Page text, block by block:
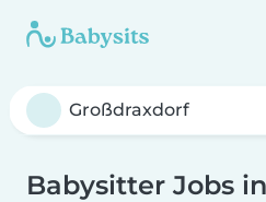
Babysitter Jobs